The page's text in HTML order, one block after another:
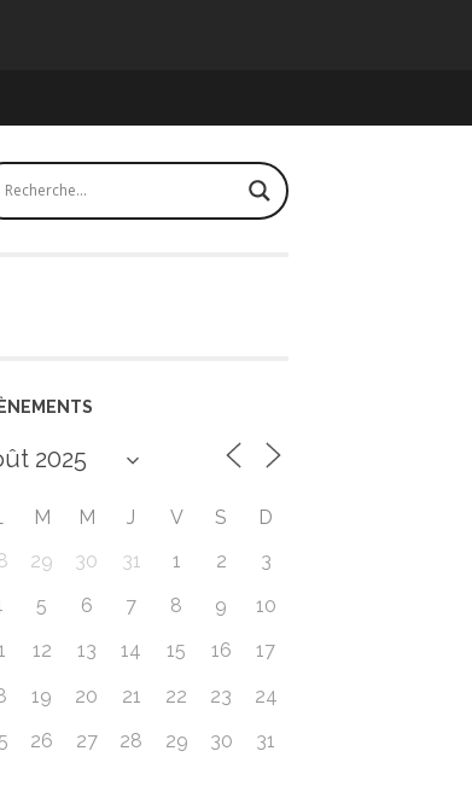
M M J V S
D
29 30 31 1 2
3
5 6 7 8 9
10
12 13 14 15 16
17
19 20 21 22 23
24
26 27 28 29 30 31